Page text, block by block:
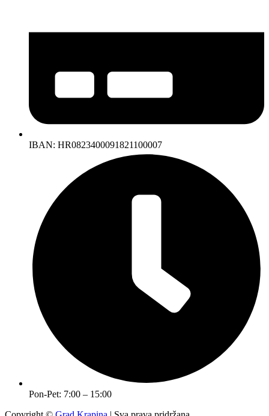
IBAN: HR0823400091821100007
Pon-Pet: 7:00 – 15:00